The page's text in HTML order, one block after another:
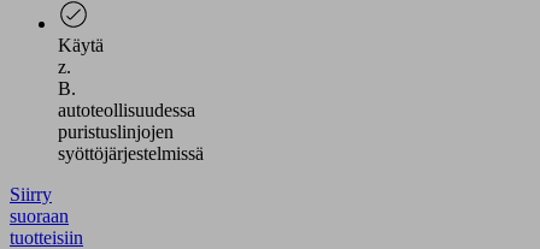
Käytä
z.
B.
autoteollisuudessa
puristuslinjojen
syöttöjärjestelmissä
Siirry
suoraan
tuotteisiin